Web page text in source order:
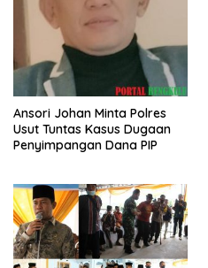
Ansori Johan Minta Polres
Usut Tuntas Kasus Dugaan
Penyimpangan Dana PIP